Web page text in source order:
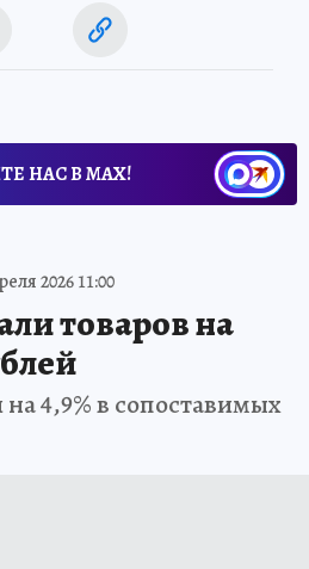
НАС В МАХ!
2026 11:00
товаров на
4,9% в сопоставимых